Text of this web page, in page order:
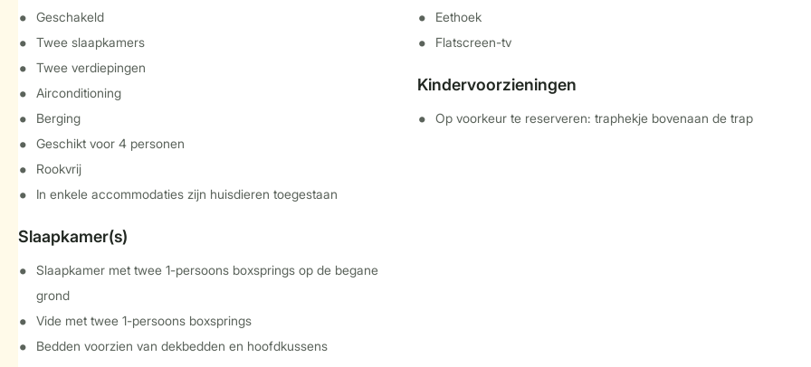
Geschakeld
Twee slaapkamers
Twee verdiepingen
Airconditioning
Berging
Geschikt voor 4 personen
Rookvrij
In enkele accommodaties zijn huisdieren toegestaan
Slaapkamer(s)
Slaapkamer met twee 1-persoons boxsprings op de begane
grond
Vide met twee 1-persoons boxsprings
Bedden voorzien van dekbedden en hoofdkussens
Eethoek
Flatscreen-tv
Kindervoorzieningen
Op voorkeur te reserveren: traphekje bovenaan de trap